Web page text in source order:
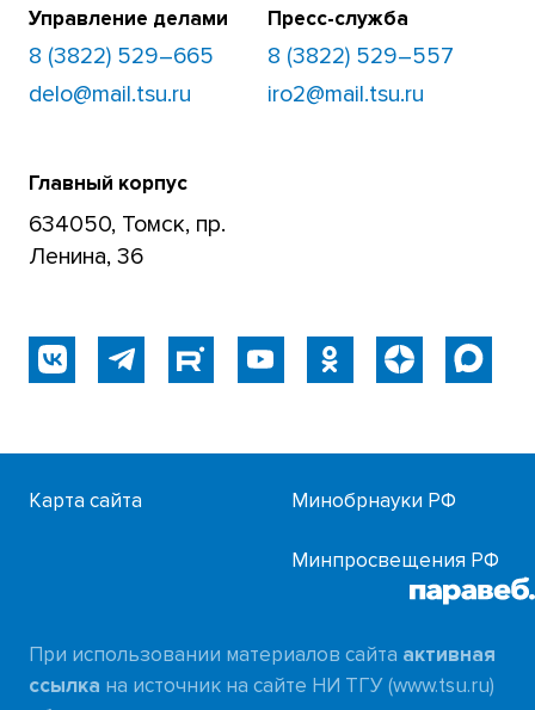
Управление делами
8 (3822) 529–665
delo@mail.tsu.ru
Пресс-служба
8 (3822) 529–557
iro2@mail.tsu.ru
Главный корпус
634050, Томск, пр.
Ленина, 36
Карта сайта Минобрнауки РФ
Минпросвещения РФ
При использовании материалов сайта активная
ссылка на источник на сайте НИ ТГУ (www.tsu.ru)